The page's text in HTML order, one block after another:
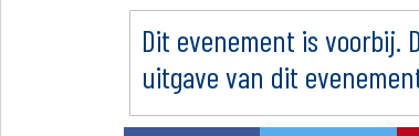
Dit evenement is voorbij.
uitgave van dit